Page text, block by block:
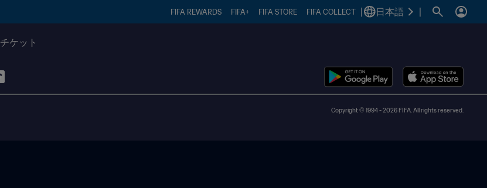
FIFA REWARDS FIFA+ FIFA STORE FIFA COLLECT 日本語
チケット
Copyright © 1994 - 2026 FIFA. All rights reserved.